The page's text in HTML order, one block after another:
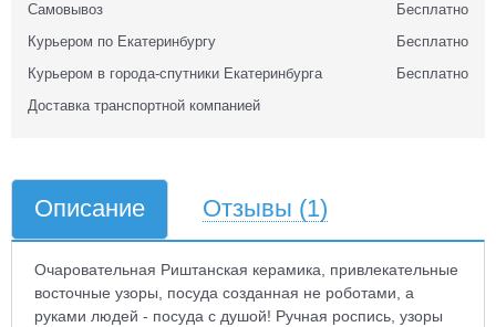
Самовывоз
Бесплатно
Курьером по Екатеринбургу
Бесплатно
Курьером в города-спутники Екатеринбурга
Бесплатно
Доставка транспортной компанией
Описание Отзывы (1)
Очаровательная Риштанская керамика, привлекательные
восточные узоры, посуда созданная не роботами, а
руками людей - посуда с душой! Ручная роспись, узоры